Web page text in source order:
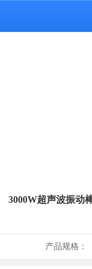
3000W超声波振动
产品规格：